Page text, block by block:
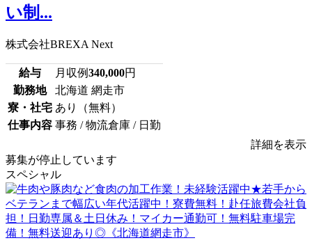
い制...
株式会社BREXA Next
給与 月収例340,000円
勤務地
北海道 網走市
寮・社宅 あり（無料）
仕事内容 事務 / 物流倉庫 / 日勤
詳細を表示
募集が停止しています
スペシャル